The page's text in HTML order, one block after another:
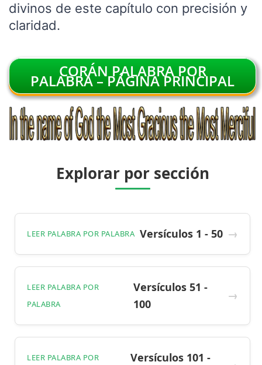
divinos de este capítulo con precisión y
claridad.
CORÁN PALABRA POR
PALABRA – PÁGINA PRINCIPAL
Explorar por sección
LEER PALABRA POR PALABRA Versículos 1 - 50
LEER PALABRA POR
PALABRA
Versículos 51 -
100
LEER PALABRA POR
Versículos 101 -